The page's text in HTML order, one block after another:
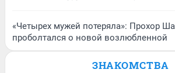
«Четырех мужей потеряла»: Прохор
проболтался о новой возлюбленной
ЗНАКОМСТВА